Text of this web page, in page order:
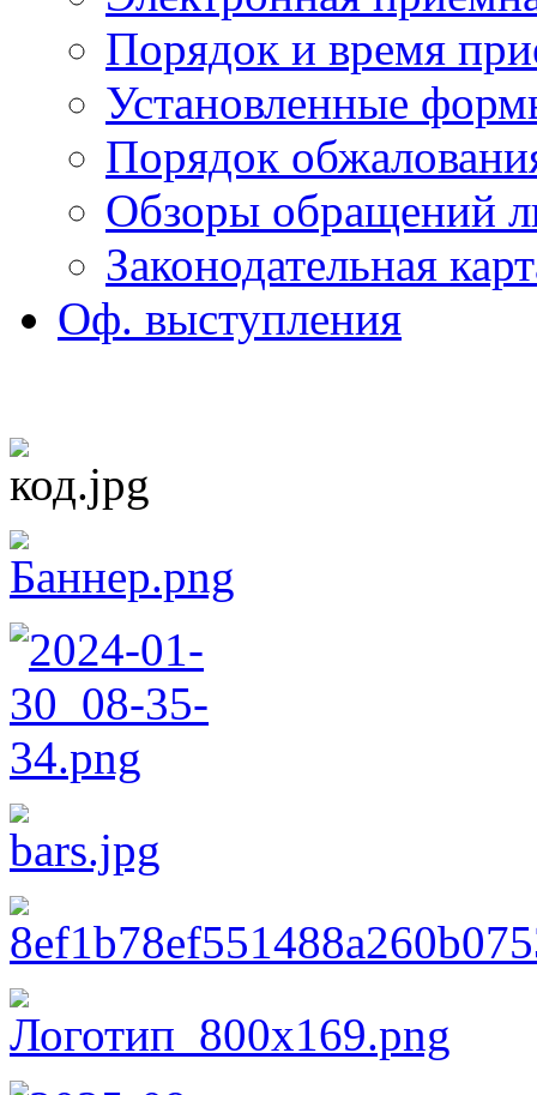
Порядок и время
Установленные
Порядок
Обзоры обращений
Законодательная
Оф. выступления